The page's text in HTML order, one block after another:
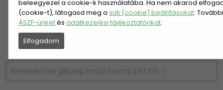
beleegyezel a cookie-k használatába. Ha nem akarod
(cookie-t), látogasd meg asüti (cookie) beállításokat.
ÁSZF-ünketésadatkezelési tájékoztatónkat.
Elfogadom
KATEGÓRIÁK HETI AJÁNLAT
ÚJDONSÁGOK NÉPSZERŰ